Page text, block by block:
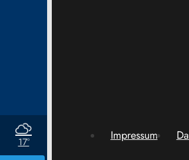
17° Impressum